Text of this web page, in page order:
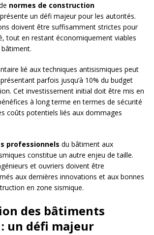
normes de construction
un défi majeur pour les autorités.
doivent être suffisamment strictes pour
tout en restant économiquement viables
bâtiment.
lié aux techniques antisismiques peut
parfois jusqu’à 10% du budget
Cet investissement initial doit être mis en
à long terme en termes de sécurité
coûts potentiels liés aux dommages
professionnels du bâtiment aux
constitue un autre enjeu de taille.
et ouvriers doivent être
aux dernières innovations et aux bonnes
en zone sismique.
des bâtiments
un défi majeur